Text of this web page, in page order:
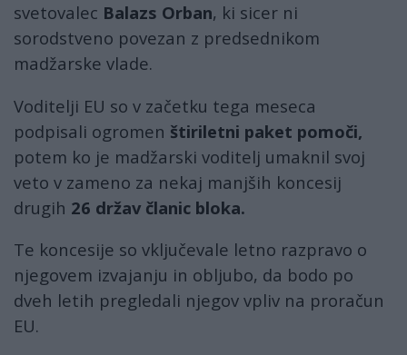
svetovalec Balazs Orban, ki sicer ni
sorodstveno povezan z predsednikom
madžarske vlade.
Voditelji EU so v začetku tega meseca
podpisali ogromen štiriletni paket pomoči,
potem ko je madžarski voditelj umaknil svoj
veto v zameno za nekaj manjših koncesij
drugih 26 držav članic bloka.
Te koncesije so vključevale letno razpravo o
njegovem izvajanju in obljubo, da bodo po
dveh letih pregledali njegov vpliv na proračun
EU.